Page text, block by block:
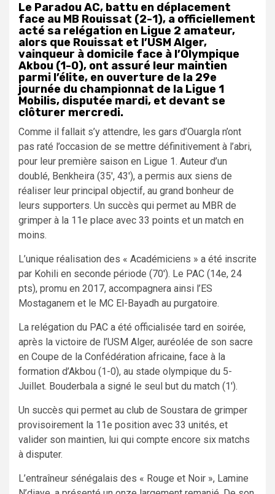
Le Paradou AC, battu en déplacement
face au MB Rouissat (2-1), a officiellement
acté sa relégation en Ligue 2 amateur,
alors que Rouissat et l’USM Alger,
vainqueur à domicile face à l’Olympique
Akbou (1-0), ont assuré leur maintien
parmi l’élite, en ouverture de la 29e
journée du championnat de la Ligue 1
Mobilis, disputée mardi, et devant se
clôturer mercredi.
Comme il fallait s’y attendre, les gars d’Ouargla n’ont
pas raté l’occasion de se mettre définitivement à l’abri,
pour leur première saison en Ligue 1. Auteur d’un
doublé, Benkheira (35′, 43′), a permis aux siens de
réaliser leur principal objectif, au grand bonheur de
leurs supporters. Un succès qui permet au MBR de
grimper à la 11e place avec 33 points et un match en
moins.
L’unique réalisation des « Académiciens » a été inscrite
par Kohili en seconde période (70′). Le PAC (14e, 24
pts), promu en 2017, accompagnera ainsi l’ES
Mostaganem et le MC El-Bayadh au purgatoire.
La relégation du PAC a été officialisée tard en soirée,
après la victoire de l’USM Alger, auréolée de son sacre
en Coupe de la Confédération africaine, face à la
formation d’Akbou (1-0), au stade olympique du 5-
Juillet. Bouderbala a signé le seul but du match (1′).
Un succès qui permet au club de Soustara de grimper
provisoirement la 11e position avec 33 unités, et
valider son maintien, lui qui compte encore six matchs
à disputer.
L’entraîneur sénégalais des « Rouge et Noir », Lamine